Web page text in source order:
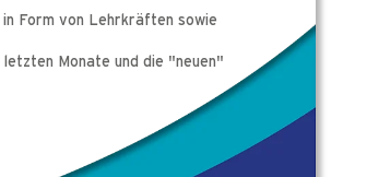
Form von Lehrkräften sowie
Monate und die "neuen"